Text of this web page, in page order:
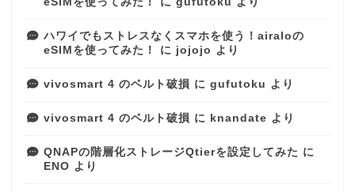
ハワイでもストレスなくスマホを使う！airaloの
eSIMを使ってみた！
に jojojo より
vivosmart 4 のベルト破損 に gufutoku より
vivosmart 4 のベルト破損 に knandate より
QNAPの階層化ストレージQtierを設定してみた に
ENO より